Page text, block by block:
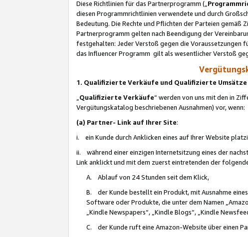
Diese Richtlinien für das Partnerprogramm („
diesen Programmrichtlinien verwendete und durch
Bedeutung. Die Rechte und Pflichten der Parteien
Partnerprogramm gelten nach Beendigung der
festgehalten: Jeder Verstoß gegen die Voraussetzungen
das Influencer Programm gilt als wesentlicher Verstoß
1. Qualifizierte Verkäufe und Qualifizierte Umsätze
Qualifizierte Verkäufe“ werden von uns mit den in
Vergütungskatalog beschriebenen Ausnahmen) vor, wenn:
(a) Partner- Link auf Ihrer Site:
i. ein Kunde durch Anklicken eines auf Ihrer Website
ii. während einer einzigen Internetsitzung eines der
Link anklickt und mit dem zuerst eintretenden der
A. Ablauf von 24 Stunden seit dem Klick,
B. der Kunde bestellt ein Produkt, mit Ausnahme
Software oder Produkte, die unter dem Namen
„Kindle Newspapers“, „Kindle Blogs“, „Kindle
C. der Kunde ruft eine Amazon-Website über einen